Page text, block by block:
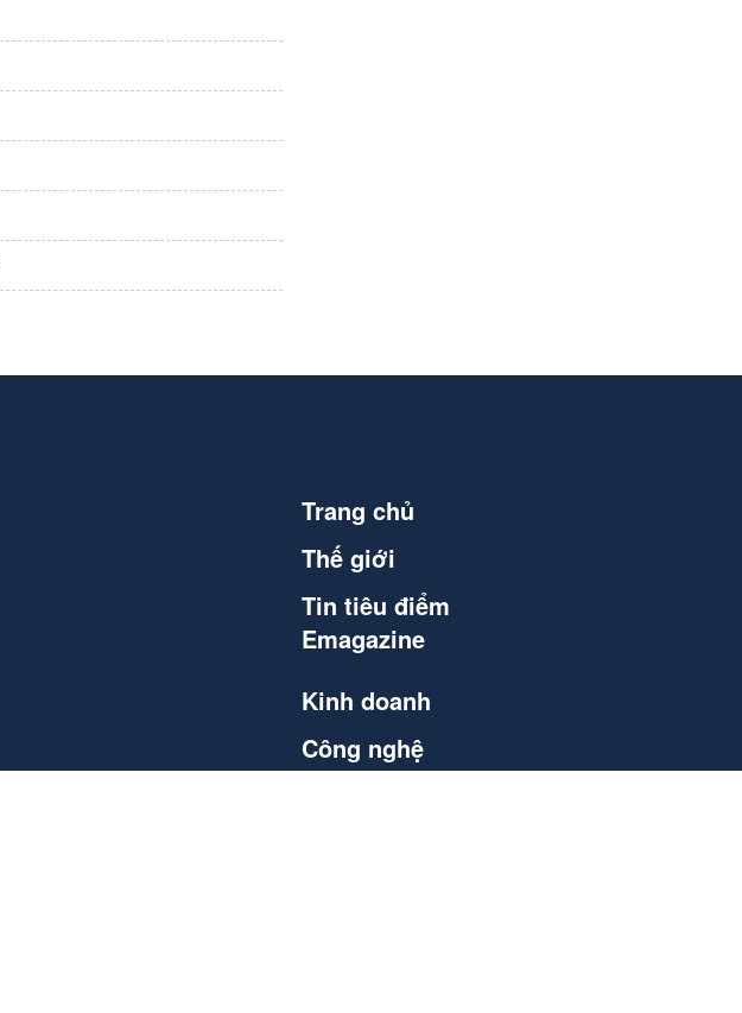
Trang chủ
Thế giới
Tin tiêu điểm
Emagazine
Kinh doanh
Công nghệ